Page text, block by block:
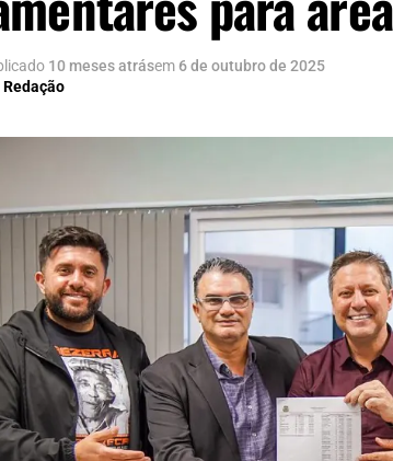
10 meses atrásem 6 de outubro de 2025
Redação